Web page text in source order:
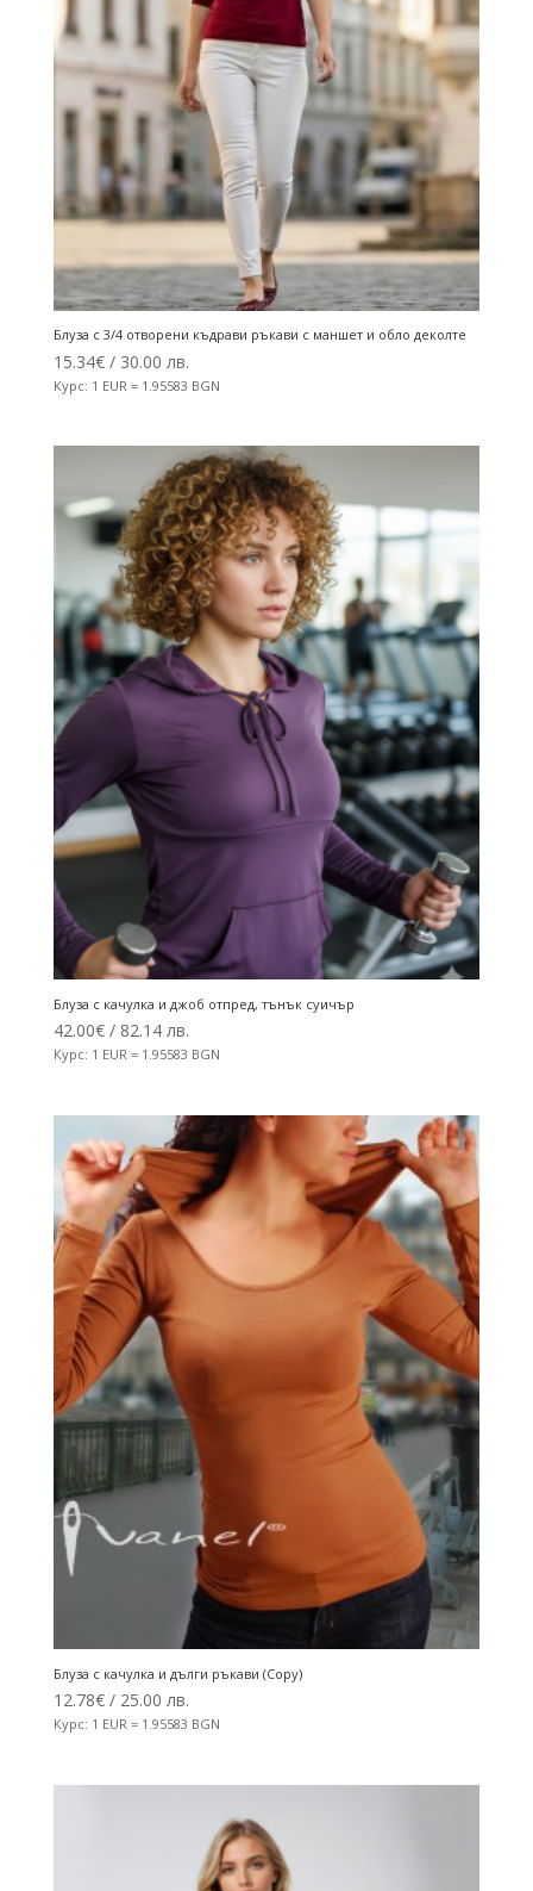
Блуза с 3/4 отворени къдрави ръкави с маншет и обло деколте
15.34€/ 30.00 лв.
Курс: 1 EUR = 1.95583 BGN
Блуза с качулка и джоб отпред, тънък суичър
42.00€/ 82.14 лв.
Курс: 1 EUR = 1.95583 BGN
Блуза с качулка и дълги ръкави (Copy)
12.78€/ 25.00 лв.
Курс: 1 EUR = 1.95583 BGN